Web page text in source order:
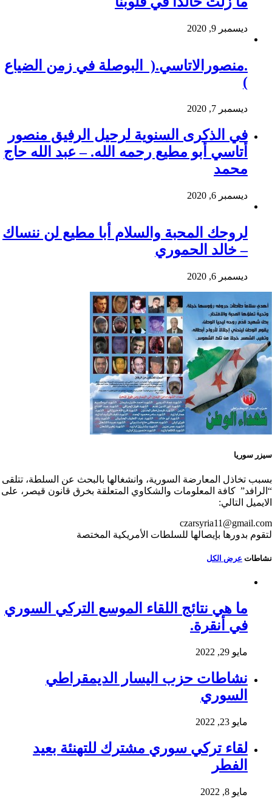
ديسمبر 9, 2020
.منصورالاتاسي.( البوصلة في زمن الضياع
)
ديسمبر 7, 2020
في الذكرى السنوية لرحيل الرفيق منصور
أتاسي أبو مطيع رحمه الله. – عبد الله حاج
محمد
ديسمبر 6, 2020
لروحك المحبة والسلام أبا مطيع لن ننساك
– خالد الحموري
ديسمبر 6, 2020
سيزر سوريا
بسبب تخاذل المعارضة السورية، وانشغالها بالبحث عن السلطة، تتلقى
“الرافد” كافة المعلومات والشكاوي المتعلقة بخرق قانون قيصر، على
الايميل التالي:
czarsyria11@gmail.com
لتقوم بدورها بإيصالها للسلطات الأمريكية المختصة
نشاطات عرض الكل
ما هي نتائج اللقاء الموسع التركي السوري
في أنقرة.
مايو 29, 2022
نشاطات حزب اليسار الديمقراطي
السوري
مايو 23, 2022
لقاء تركي سوري مشترك للتهنئة بعيد
الفطر
مايو 8, 2022